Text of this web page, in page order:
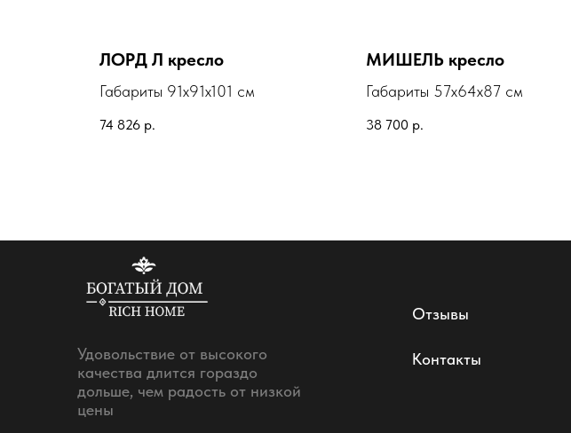
ЛОРД Л кресло
Габариты 91х91х101 см
74 826 р.
МИШЕЛЬ кресло
Габариты 57х64х87 см
38 700 р.
Удовольствие от высокого
качества длится гораздо
дольше, чем радость от низкой
цены
Отзывы
Контакты